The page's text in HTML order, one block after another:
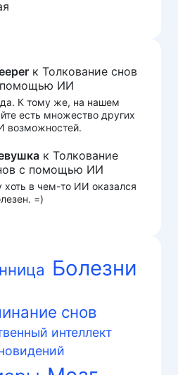
к Толкование снов
ИИ
К тому же, на нашем
есть множество других
возможностей.
к Толкование
с помощью ИИ
хоть в чем-то ИИ оказался
=)
Болезни
снов
интеллект